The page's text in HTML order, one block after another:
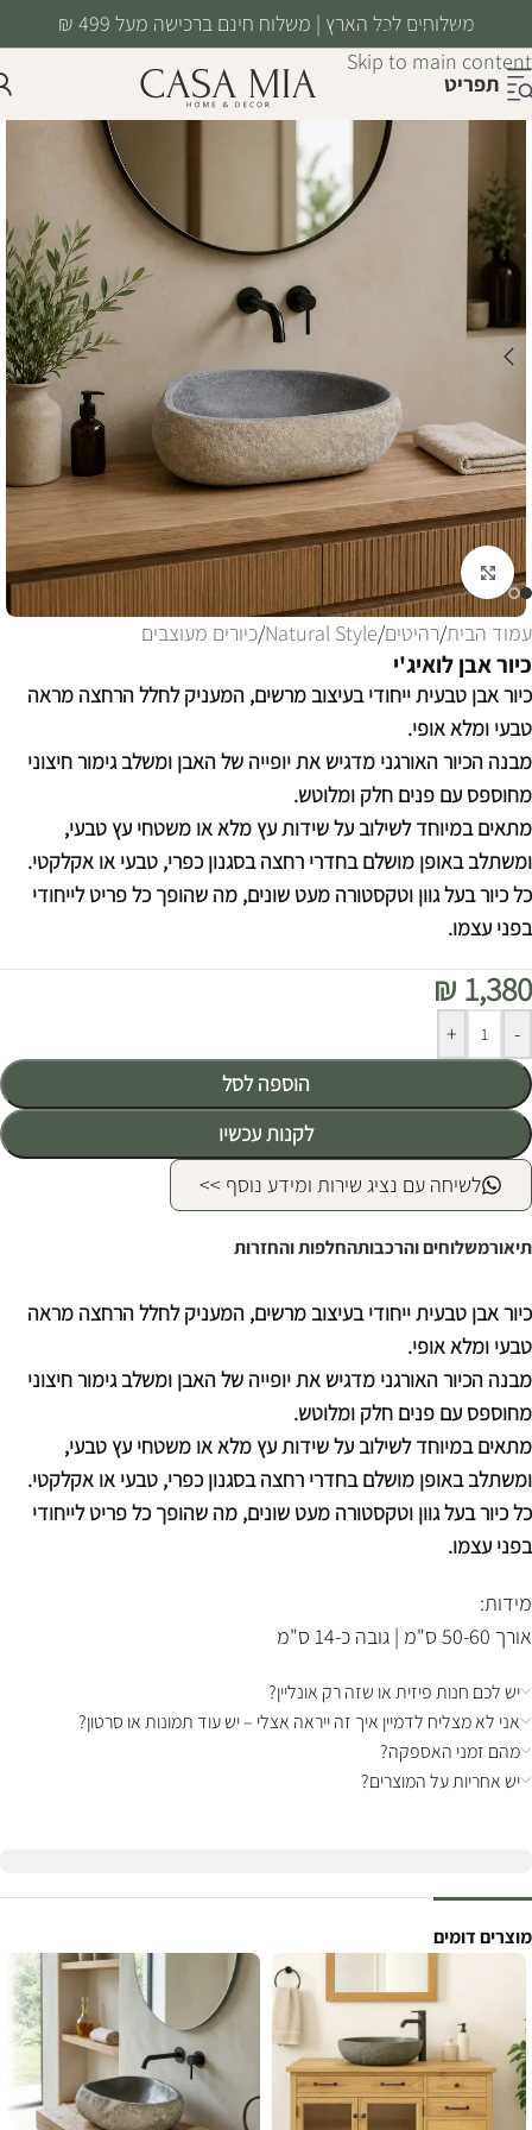
Skip to navigation
Skip to main content
משלוחים לכל הארץ | משלוח חינם ברכישה מעל 499 ₪
תפריט
לחצו להגדלה
עמוד הבית/רהיטים/
Natural Style
/כיורים מעוצבים
כיור אבן לואיג'י
כיור אבן טבעית ייחודי בעיצוב מרשים, המעניק לחלל הרחצה מראה
טבעי ומלא אופי.
מבנה הכיור האורגני מדגיש את יופייה של האבן ומשלב גימור חיצוני
מחוספס עם פנים חלק ומלוטש.
מתאים במיוחד לשילוב על שידות עץ מלא או משטחי עץ טבעי,
ומשתלב באופן מושלם בחדרי רחצה בסגנון כפרי, טבעי או אקלקטי.
כל כיור בעל גוון וטקסטורה מעט שונים, מה שהופך כל פריט לייחודי
בפני עצמו.
₪ 1,380
-
+
הוספה לסל
לקנות עכשיו
Alternative:
לשיחה עם נציג שירות ומידע נוסף >>
תיאורמשלוחים והרכבותהחלפות והחזרות
כיור אבן טבעית ייחודי בעיצוב מרשים, המעניק לחלל הרחצה מראה
טבעי ומלא אופי.
מבנה הכיור האורגני מדגיש את יופייה של האבן ומשלב גימור חיצוני
מחוספס עם פנים חלק ומלוטש.
מתאים במיוחד לשילוב על שידות עץ מלא או משטחי עץ טבעי,
ומשתלב באופן מושלם בחדרי רחצה בסגנון כפרי, טבעי או אקלקטי.
כל כיור בעל גוון וטקסטורה מעט שונים, מה שהופך כל פריט לייחודי
בפני עצמו.
מידות:
אורך 50-60 ס"מ | גובה כ-14 ס"מ
יש לכם חנות פיזית או שזה רק אונליין?
אני לא מצליח לדמיין איך זה ייראה אצלי – יש עוד תמונות או סרטון?
מהם זמני האספקה?
יש אחריות על המוצרים?
מוצרים דומים